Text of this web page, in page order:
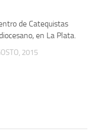
de Catequistas
en La Plata.
2015